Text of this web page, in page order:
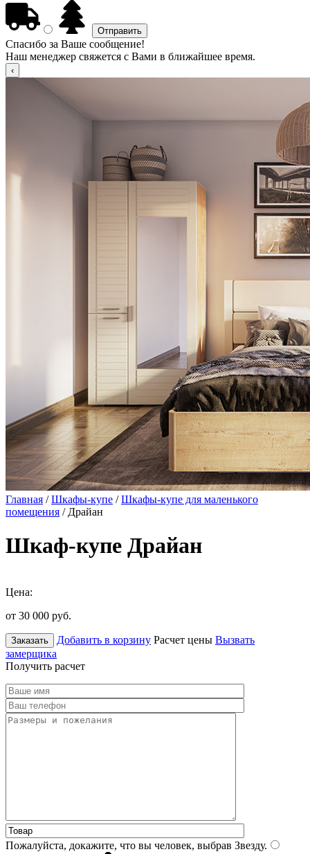
Спасибо за Ваше сообщение!
Наш менеджер свяжется с Вами в ближайшее время.
Главная /Шкафы-купе /Шкафы-купе для маленького
помещения / Драйан
Шкаф-купе Драйан
Цена:
от 30 000 руб.
Заказать Добавить в корзину Расчет цены Вызвать
замерщика
Получить расчет
Пожалуйста, докажите, что вы человек, выбрав Звезду.